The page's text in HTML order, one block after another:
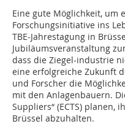
Eine gute Möglichkeit, um
Forschungsinitiative ins
TBE-Jahrestagung in
Jubiläumsveranstaltung
dass die Ziegel-industrie
eine erfolgreiche Zukunft
und Forscher die
mit den Anlagenbauern.
Suppliers“ (ECTS) planen,
Brüssel abzuhalten.